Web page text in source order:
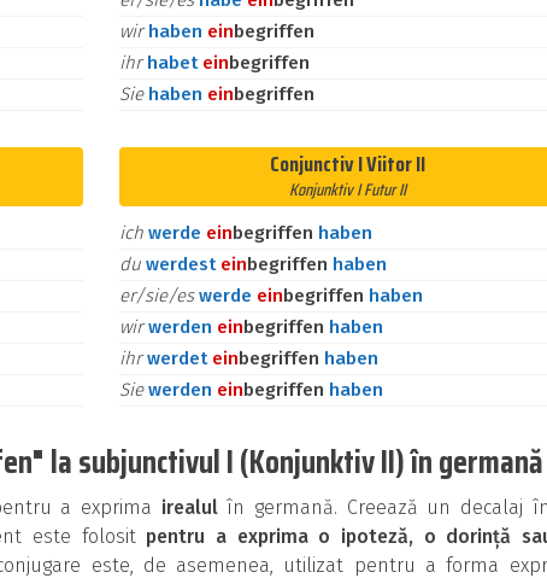
wirhaben einbegriffen
ihrhabet einbegriffen
Sie haben einbegriffen
Conjunctiv I Viitor II
Konjunktiv I Futur II
ich werde einbegriffen haben
du werdest einbegriffen haben
er/sie/eswerde einbegriffen haben
wirwerden einbegriffen haben
ihrwerdet einbegriffen haben
Siewerden einbegriffen haben
la subjunctivul I (Konjunktiv II) în germană
a exprima irealulîn germană. Creează un decalaj
este folosit pentru a exprima o ipoteză, o dorință
este, de asemenea, utilizat pentru a forma